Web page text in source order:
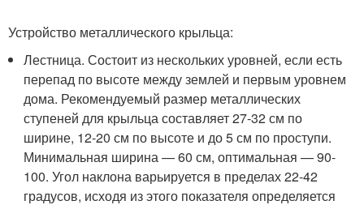
Устройство металлического крыльца:
Лестница. Состоит из нескольких уровней, если есть
перепад по высоте между землей и первым уровнем
дома. Рекомендуемый размер металлических
ступеней для крыльца составляет 27-32 см по
ширине, 12-20 см по высоте и до 5 см по проступи.
Минимальная ширина — 60 см, оптимальная — 90-
100. Угол наклона варьируется в пределах 22-42
градусов, исходя из этого показателя определяется